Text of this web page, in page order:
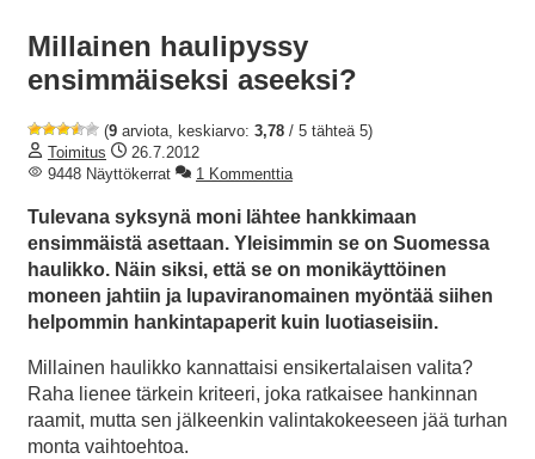
Millainen haulipyssy
ensimmäiseksi aseeksi?
(9 arviota, keskiarvo: 3,78 / 5 tähteä 5)
Toimitus
26.7.2012
9448 Näyttökerrat
1 Kommenttia
Tulevana syksynä moni lähtee hankkimaan
ensimmäistä asettaan. Yleisimmin se on Suomessa
haulikko. Näin siksi, että se on monikäyttöinen
moneen jahtiin ja lupaviranomainen myöntää siihen
helpommin hankintapaperit kuin luotiaseisiin.
Millainen haulikko kannattaisi ensikertalaisen valita?
Raha lienee tärkein kriteeri, joka ratkaisee hankinnan
raamit, mutta sen jälkeenkin valintakokeeseen jää turhan
monta vaihtoehtoa.